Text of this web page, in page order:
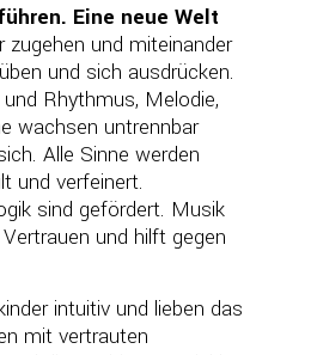
Eine neue Welt
zugehen und miteinander
und sich ausdrücken.
Rhythmus, Melodie,
wachsen untrennbar
Alle Sinne werden
und verfeinert.
sind gefördert. Musik
und hilft gegen
intuitiv und lieben das
mit vertrauten